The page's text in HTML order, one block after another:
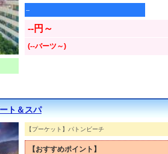
--
--円～
(--バーツ～)
ト＆スパ
【プーケット】パトンビーチ
【おすすめポイント】